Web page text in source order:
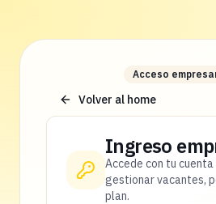
Acceso
Volver al home
Ingreso
Accede con tu
gestionar vacantes,
plan.